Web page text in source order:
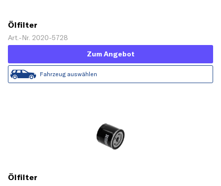
Ölfilter
Art.-Nr. 2020-5728
Zum Angebot
Fahrzeug auswählen
Ölfilter